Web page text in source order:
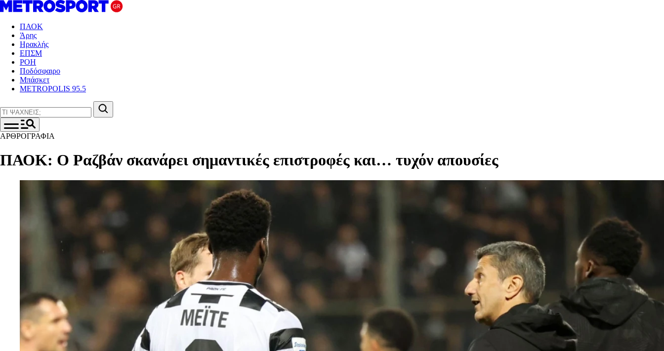
ΠΑΟΚ
Άρης
Ηρακλής
ΕΠΣΜ
ΡΟΗ
Ποδόσφαιρο
Μπάσκετ
METROPOLIS 95.5
ΑΡΘΡΟΓΡΑΦΙΑ
ΠΑΟΚ: Ο Ραζβάν σκανάρει σημαντικές επιστροφές και… τυχόν απουσίες